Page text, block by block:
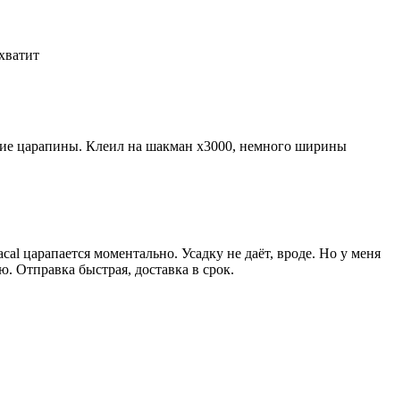
царапины. Клеил на шакман х3000, немного ширины
царапается моментально. Усадку не даёт, вроде. Но у меня
Отправка быстрая, доставка в срок.